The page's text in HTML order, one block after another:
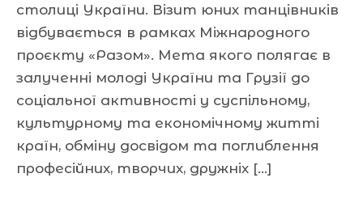
столиці України. Візит юних танцівників
відбувається в рамках Міжнародного
проєкту «Разом». Мета якого полягає в
залученні молоді України та Грузії до
соціальної активності у суспільному,
культурному та економічному житті
країн, обміну досвідом та поглиблення
професійних, творчих, дружніх […]